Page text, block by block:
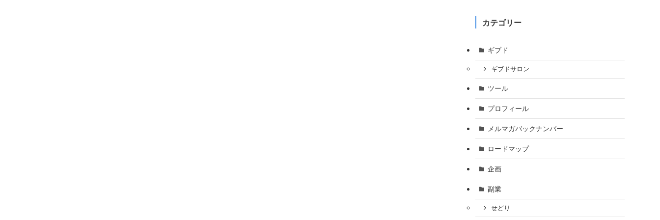
カテゴリー
ギブド
ギブドサロン
ツール
プロフィール
メルマガバックナンバー
ロードマップ
企画
副業
せどり